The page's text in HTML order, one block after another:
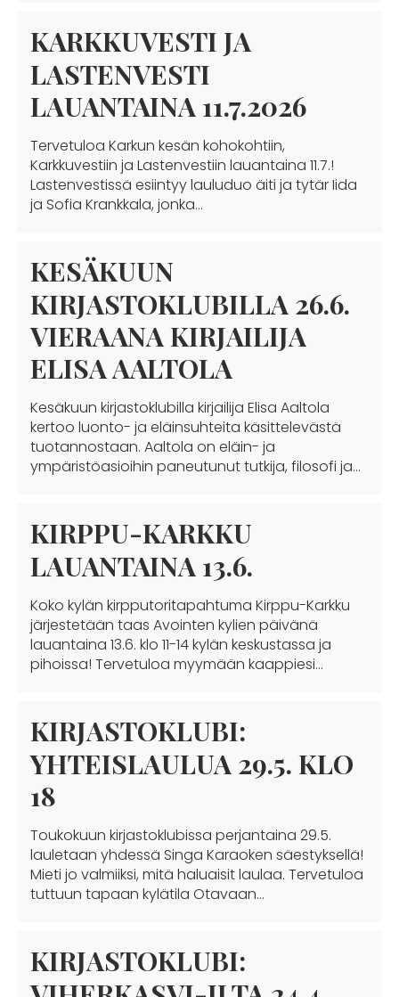
KARKKUVESTI JA
LASTENVESTI
LAUANTAINA 11.7.2026
Tervetuloa Karkun kesän kohokohtiin,
Karkkuvestiin ja Lastenvestiin lauantaina 11.7.!
Lastenvestissä esiintyy lauluduo äiti ja tytär Iida
ja Sofia Krankkala, jonka…
KESÄKUUN
KIRJASTOKLUBILLA 26.6.
VIERAANA KIRJAILIJA
ELISA AALTOLA
Kesäkuun kirjastoklubilla kirjailija Elisa Aaltola
kertoo luonto- ja eläinsuhteita käsittelevästä
tuotannostaan. Aaltola on eläin- ja
ympäristöasioihin paneutunut tutkija, filosofi ja…
KIRPPU-KARKKU
LAUANTAINA 13.6.
Koko kylän kirpputoritapahtuma Kirppu-Karkku
järjestetään taas Avointen kylien päivänä
lauantaina 13.6. klo 11-14 kylän keskustassa ja
pihoissa! Tervetuloa myymään kaappiesi…
KIRJASTOKLUBI:
YHTEISLAULUA 29.5. KLO
18
Toukokuun kirjastoklubissa perjantaina 29.5.
lauletaan yhdessä Singa Karaoken säestyksellä!
Mieti jo valmiiksi, mitä haluaisit laulaa. Tervetuloa
tuttuun tapaan kylätila Otavaan…
KIRJASTOKLUBI: